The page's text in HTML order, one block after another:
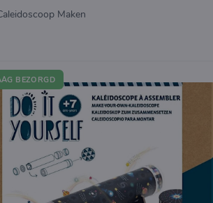
Maken
BEZORGD